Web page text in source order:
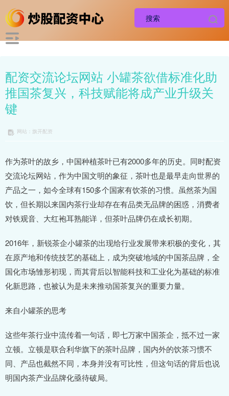
配资交流论坛网站 小罐茶欲借标准化助
推国茶复兴，科技赋能将成产业升级关
键
网站：旗开配资
作为茶叶的故乡，中国种植茶叶已有2000多年的历史。同时配资
交流论坛网站，作为中国文明的象征，茶叶也是最早走向世界的
产品之一，如今全球有150多个国家有饮茶的习惯。虽然茶为国
饮，但长期以来国内茶行业却存在有品类无品牌的困惑，消费者
对铁观音、大红袍耳熟能详，但茶叶品牌仍在成长初期。
2016年，新锐茶企小罐茶的出现给行业发展带来积极的变化，其
在原产地和传统技艺的基础上，成为突破地域的中国茶品牌，全
国化市场雏形初现，而其背后以智能科技和工业化为基础的标准
化新思路，也被认为是未来推动国茶复兴的重要力量。
来自小罐茶的思考
这些年茶行业中流传着一句话，即七万家中国茶企，抵不过一家
立顿。立顿是联合利华旗下的茶叶品牌，国内外的饮茶习惯不
同、产品也截然不同，本身并没有可比性，但这句话的背后也说
明国内茶产业品牌化亟待破局。